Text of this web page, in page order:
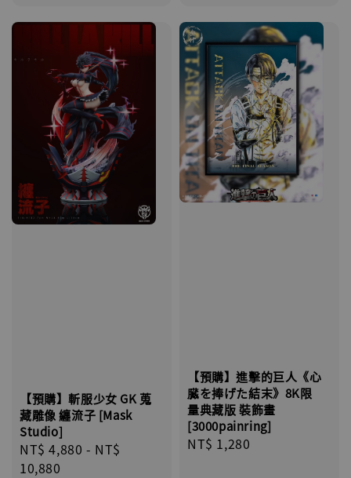
【預購】斬服少女 GK 蒐
藏雕像 纏流子 [Mask
Studio]
Regular
price
NT$ 4,880 - NT$
10,880
【預購】進擊的巨人《心
臓を捧げた結末》8K限
量典藏版 裝飾畫
[3000painring]
Regular
NT$ 1,280